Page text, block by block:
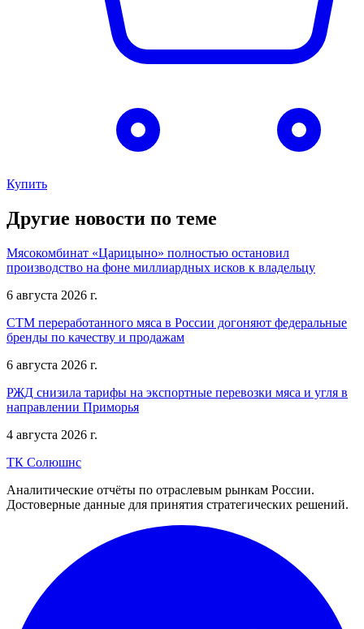
Купить
Другие новости по теме
Мясокомбинат «Царицыно» полностью остановил
производство на фоне миллиардных исков к владельцу
6 августа 2026 г.
СТМ переработанного мяса в России догоняют федеральные
бренды по качеству и продажам
6 августа 2026 г.
РЖД снизила тарифы на экспортные перевозки мяса и угля в
направлении Приморья
4 августа 2026 г.
ТК Солюшнс
Аналитические отчёты по отраслевым рынкам России.
Достоверные данные для принятия стратегических решений.